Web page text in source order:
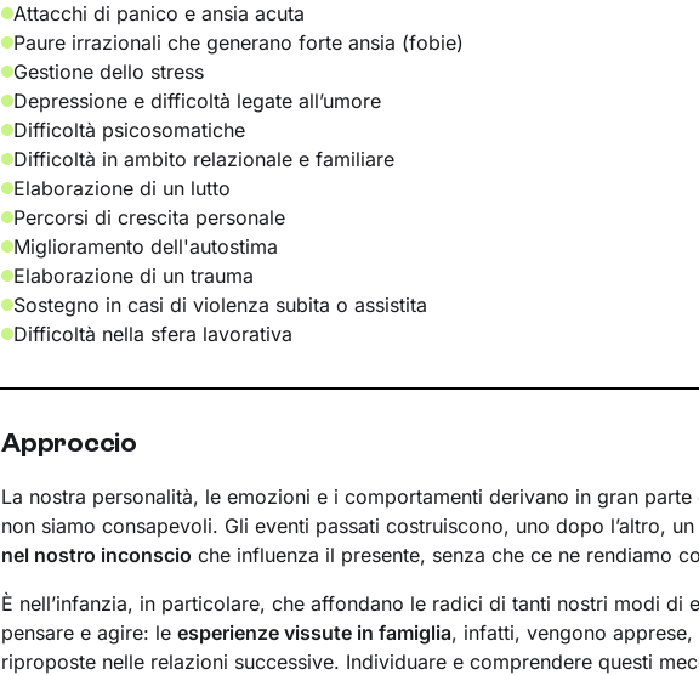
Attacchi di panico e ansia acuta
Paure irrazionali che generano forte ansia (fobie)
Gestione dello stress
Depressione e difficoltà legate all’umore
Difficoltà psicosomatiche
Difficoltà in ambito relazionale e familiare
Elaborazione di un lutto
Percorsi di crescita personale
Miglioramento dell'autostima
Elaborazione di un trauma
Sostegno in casi di violenza subita o assistita
Difficoltà nella sfera lavorativa
Approccio
La nostra personalità, le emozioni e i comportamenti derivano in gran
non siamo consapevoli. Gli eventi passati costruiscono, uno dopo l’altro, un
nel nostro inconscio che influenza il presente, senza che ce ne rendiamo
È nell’infanzia, in particolare, che affondano le radici di tanti nostri modi di
pensare e agire: le esperienze vissute in famiglia, infatti, vengono
riproposte nelle relazioni successive. Individuare e comprendere questi